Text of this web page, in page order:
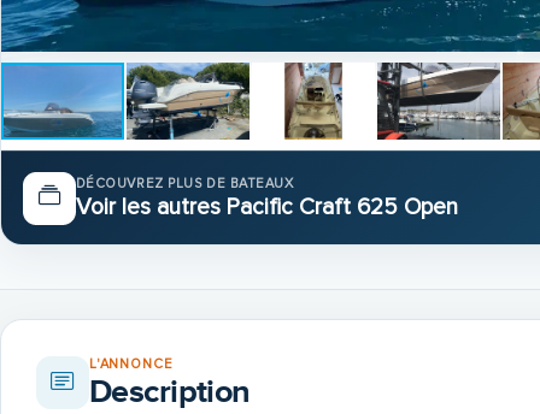
DÉCOUVREZ PLUS DE BATEAUX
Voir les autres Pacific Craft 625 Open
L'ANNONCE
Description